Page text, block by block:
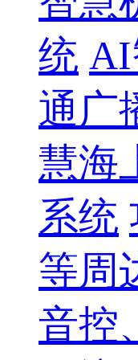
统 AI
通广
慧海
系统
等周
音控